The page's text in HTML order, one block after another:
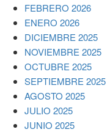
FEBRERO 2026
ENERO 2026
DICIEMBRE 2025
NOVIEMBRE 2025
OCTUBRE 2025
SEPTIEMBRE 2025
AGOSTO 2025
JULIO 2025
JUNIO 2025